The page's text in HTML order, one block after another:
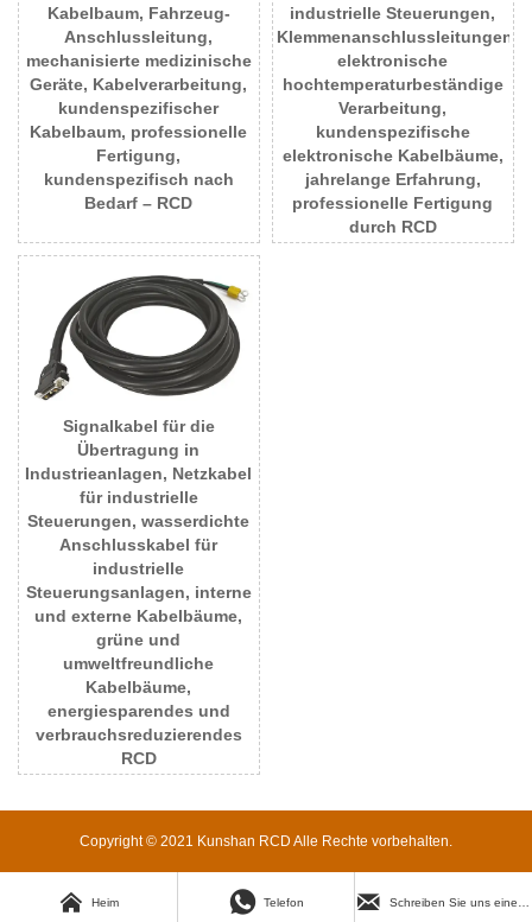
Kabelbaum, Fahrzeug-
Anschlussleitung,
mechanisierte medizinische
Geräte, Kabelverarbeitung,
kundenspezifischer
Kabelbaum, professionelle
Fertigung,
kundenspezifisch nach
Bedarf – RCD
industrielle Steuerungen,
Klemmenanschlussleitungen,
elektronische
hochtemperaturbeständige
Verarbeitung,
kundenspezifische
elektronische Kabelbäume,
jahrelange Erfahrung,
professionelle Fertigung
durch RCD
Signalkabel für die
Übertragung in
Industrieanlagen, Netzkabel
für industrielle
Steuerungen, wasserdichte
Anschlusskabel für
industrielle
Steuerungsanlagen, interne
und externe Kabelbäume,
grüne und
umweltfreundliche
Kabelbäume,
energiesparendes und
verbrauchsreduzierendes
RCD
Copyright © 2021 Kunshan RCD Alle Rechte vorbehalten.
 Heim  Telefon 